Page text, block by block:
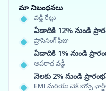
మా నిబంధనలు
వడ్డీ రేట్లు
ఏడాదికి 12% నుండి
ప్రాసెసింగ్ ఫీజు
ఏడాదికి 1% నుండి
అపరాధ వడ్డీ
నెలకు 2% నుండి
EMI మరియు చెక్ బౌన్స్